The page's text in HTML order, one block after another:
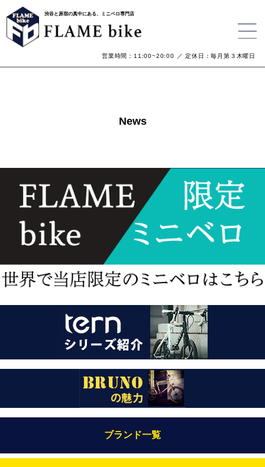
渋谷と原宿の真中にある、ミニベロ専門店
営業時間：11:00~20:00 ／ 定休日：毎月第３木曜日
News
ブランド一覧
Bianchi（ビアンキ）